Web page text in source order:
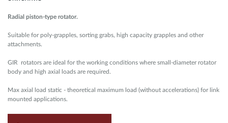
Radial piston-type rotator.
Suitable for poly-grapples, sorting grabs, high capacity grapples and other
attachments.
GIR rotators are ideal for the working conditions where small-diameter rotator
body and high axial loads are required.
​Max axial load static - theoretical maximum load (without accelerations) for link
mounted applications.